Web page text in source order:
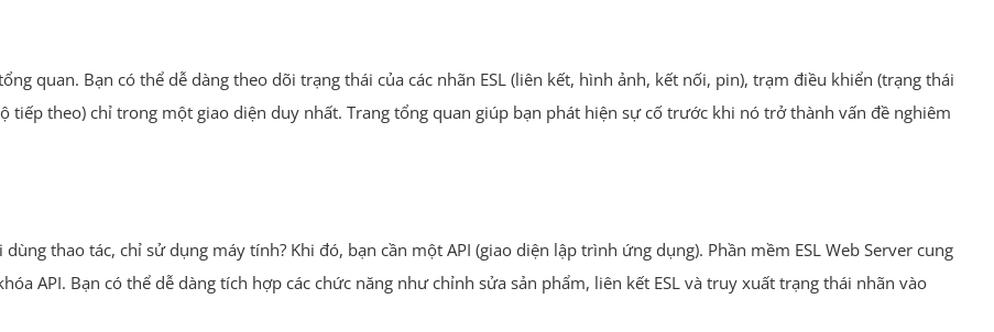
quan. Bạn có thể dễ dàng theo dõi trạng thái của các nhãn ESL (liên kết, hình ảnh, kết nối, pin), trạm điều khiển (trạng thái
tiếp theo) chỉ trong một giao diện duy nhất. Trang tổng quan giúp bạn phát hiện sự cố trước khi nó trở thành vấn đề nghiêm
thao tác, chỉ sử dụng máy tính? Khi đó, bạn cần một API (giao diện lập trình ứng dụng). Phần mềm ESL Web Server cung
API. Bạn có thể dễ dàng tích hợp các chức năng như chỉnh sửa sản phẩm, liên kết ESL và truy xuất trạng thái nhãn vào